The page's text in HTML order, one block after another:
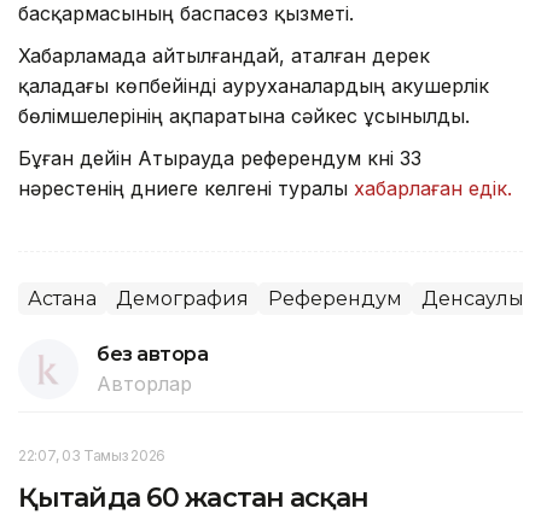
басқармасының баспасөз қызметі.
Хабарламада айтылғандай, аталған дерек
қаладағы көпбейінді ауруханалардың акушерлік
бөлімшелерінің ақпаратына сәйкес ұсынылды.
Бұған дейін Атырауда референдум күні 33
нәрестенің дүниеге келгені туралы хабарлаған едік.
Астана Демография Референдум Денсаулық
без автора
Авторлар
22:07, 03 Тамыз 2026
Қытайда 60 жастан асқан